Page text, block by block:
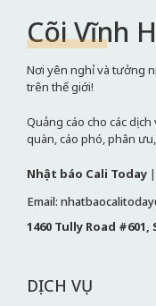
Cõi Vĩnh
Nơi yên nghỉ và tưởng
trên thế giới!
Quảng cáo cho các
quàn, cáo phó, phân
Nhật báo Cali Today |
Email:
1460 Tully Road #601,
DỊCH VỤ